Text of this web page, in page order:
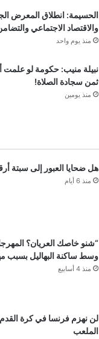
الحسيمة: انطلاق المعرض
والاقتصاد الاجتماعي
منذ يوم واحد
نبيلة منيب: حكومة لو علمت
ثمن سجادة الصلاة!
منذ يومين
هل ضحايا العبور إلى سبتة
منذ 6 أيام
“شنو خاصك العريان؟
وسط ساكنة البهاليل بسبب
منذ 4 أسابيع
لن نهزم فرنسا في كرة
الملعب